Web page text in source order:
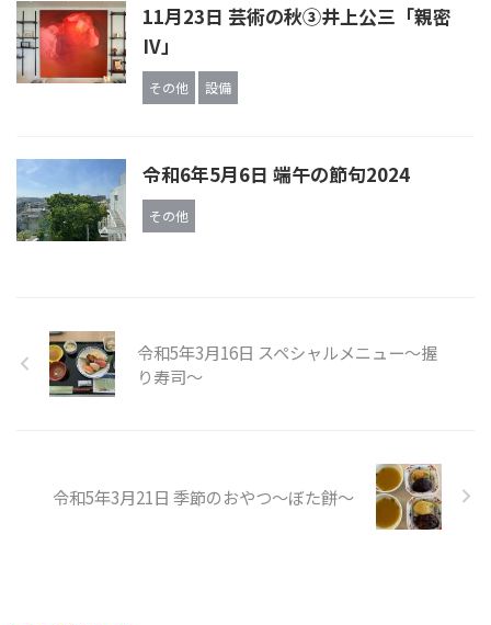
11月23日 芸術の秋③井上公三「親密
IV」
その他 設備
令和6年5月6日 端午の節句2024
その他
令和5年3月16日 スペシャルメニュー～握
り寿司～
令和5年3月21日 季節のおやつ～ぼた餅～